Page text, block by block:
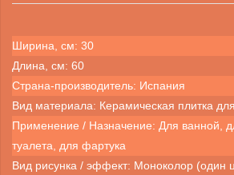
Ширина, см: 30
Длина, см: 60
Страна-производитель: Испания
Вид материала: Керамическая плитка
Применение / Назначение: Для ванной,
туалета, для фартука
Вид рисунка / эффект: Моноколор (один